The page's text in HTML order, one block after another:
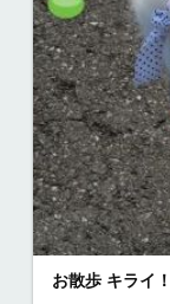
お散歩 キライ！